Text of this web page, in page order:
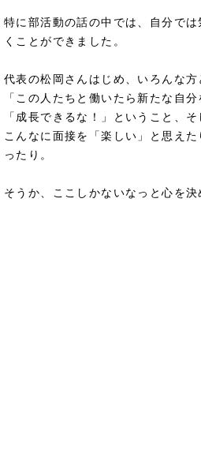
特に部活動の話の中では、自分で
くことができました。
代表の松岡さんはじめ、いろんな方
「この人たちと働いたら新たな自
「成長できるな！」ということ、そ
こんなに面接を「楽しい」と思え
ったり。
そうか、ここしかないなっと心を決